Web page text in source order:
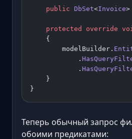
    public
DbSet<Invoice>
    protected
override
    {
        modelBuilder.
            .
            .
    }
}
Теперь обычный запрос
обоими предикатами: